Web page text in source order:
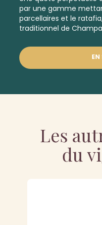
par une gamme
parcellaires et le
traditionnel de
EN
Les
du